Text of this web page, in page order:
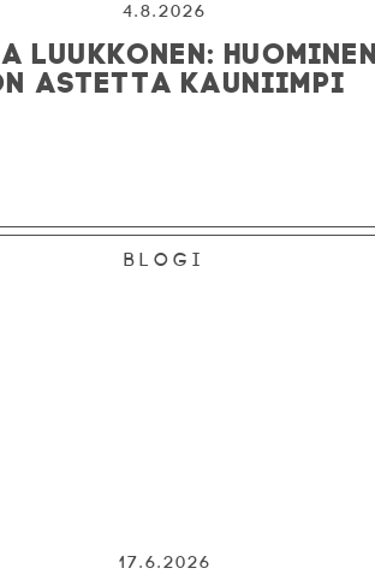
4.8.2026
LUUKKONEN:
ASTETTA KAUNIIMPI
Blogi
17.6.2026